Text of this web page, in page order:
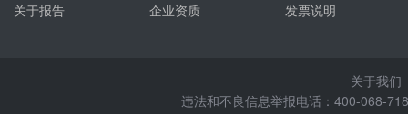
关于报告
企业资质
发票说明
关于我们
违法和不良信息举报电话：400-068-